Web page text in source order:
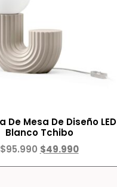
De Mesa De Diseño LED
Blanco Tchibo
$95.990 $49.990